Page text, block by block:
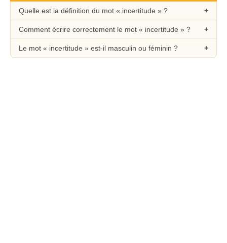
Quelle est la définition du mot « incertitude » ?
Comment écrire correctement le mot « incertitude » ?
Le mot « incertitude » est-il masculin ou féminin ?